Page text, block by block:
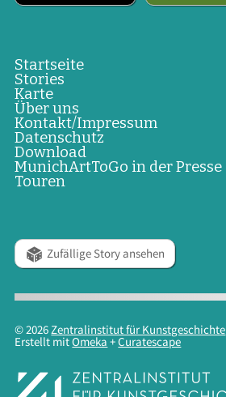
Startseite
Stories
Karte
Über uns
Kontakt/Impressum
Datenschutz
Download
MunichArtToGo in der Presse
Touren
Zufällige Story ansehen
© 2026 Zentralinstitut für Kunstgeschichte
Erstellt mitOmeka +Curatescape